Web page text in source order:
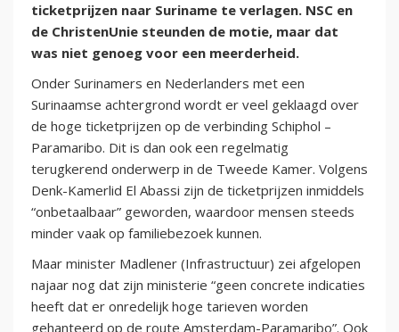
ticketprijzen naar Suriname te verlagen. NSC en
de ChristenUnie steunden de motie, maar dat
was niet genoeg voor een meerderheid.
Onder Surinamers en Nederlanders met een
Surinaamse achtergrond wordt er veel geklaagd over
de hoge ticketprijzen op de verbinding Schiphol –
Paramaribo. Dit is dan ook een regelmatig
terugkerend onderwerp in de Tweede Kamer. Volgens
Denk-Kamerlid El Abassi zijn de ticketprijzen inmiddels
“onbetaalbaar” geworden, waardoor mensen steeds
minder vaak op familiebezoek kunnen.
Maar minister Madlener (Infrastructuur) zei afgelopen
najaar nog dat zijn ministerie “geen concrete indicaties
heeft dat er onredelijk hoge tarieven worden
gehanteerd op de route Amsterdam-Paramaribo”. Ook